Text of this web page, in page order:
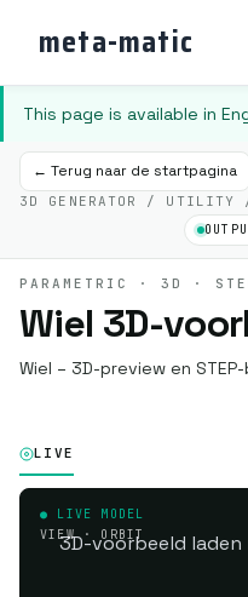
meta-matic
This page is available in
← Terug naar de startpagina
3D GENERATOR /
PARAMETRIC · 3D ·
Wiel 3D-
Wiel – 3D-preview en
LIVE
● LIVE MODEL
VIEW · ORBIT
3D-voorbeeld laden